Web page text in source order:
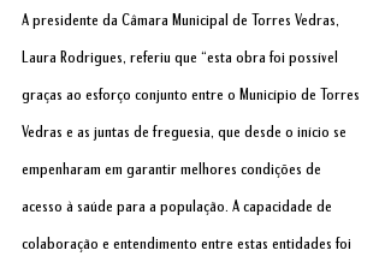
A presidente da Câmara Municipal de Torres Vedras,
Laura Rodrigues, referiu que “esta obra foi possível
graças ao esforço conjunto entre o Município de Torres
Vedras e as juntas de freguesia, que desde o início se
empenharam em garantir melhores condições de
acesso à saúde para a população. A capacidade de
colaboração e entendimento entre estas entidades foi